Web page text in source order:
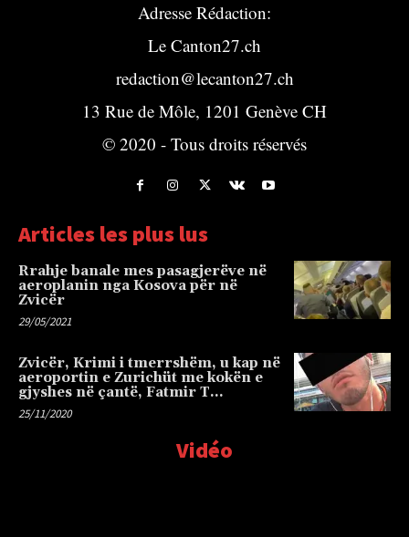
Adresse Rédaction:
Le Canton27.ch
redaction@lecanton27.ch
13 Rue de Môle, 1201 Genève CH
© 2020 - Tous droits réservés
Articles les plus lus
Rrahje banale mes pasagjerëve në
aeroplanin nga Kosova për në
Zvicër
29/05/2021
Zvicër, Krimi i tmerrshëm, u kap në
aeroportin e Zurichüt me kokën e
gjyshes në çantë, Fatmir T…
25/11/2020
Vidéo